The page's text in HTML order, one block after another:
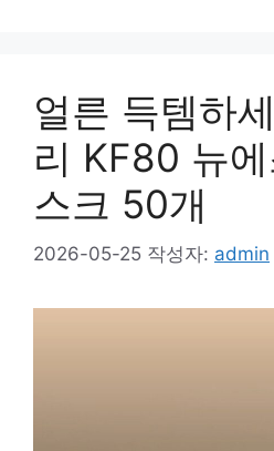
얼른 득템하
리 KF80 뉴
스크 50개
2026-05-25 작성자: admin